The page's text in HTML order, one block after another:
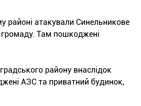
районі атакували Синельникове
громаду. Там пошкоджені
району внаслідок
АЗС та приватний будинок,